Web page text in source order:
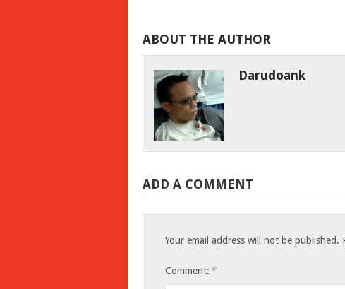
ABOUT THE AUTHOR
Darudoank
ADD A COMMENT
Your email address will not be published.
Comment: *